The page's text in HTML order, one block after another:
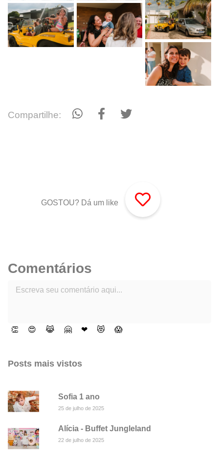
Compartilhe:
GOSTOU? Dá um like
Comentários
👏 😍 😹 🤗 ❤ 😻 😱
Posts mais vistos
Sofia 1 ano
25 de julho de 2025
Alícia - Buffet Jungleland
22 de julho de 2025